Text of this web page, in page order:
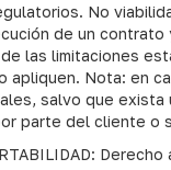
No
de un contrato
las limitaciones
apliquen. Nota: en
salvo que exista
parte del cliente o